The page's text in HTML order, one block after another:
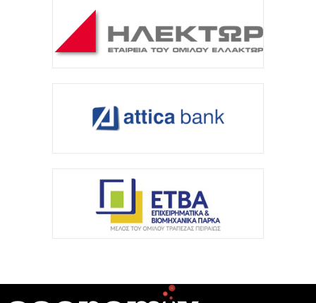
χρηματοοικονομικός σύμβουλος του Ομίλου ΔΕΗ
για τη στρατηγική είσοδό του...
Κορυφώνεται η έξοδος των εκδρομέων – Στο 100%
η πληρότητα σε πολλά δρομολόγια για...
ΥΠΑΑΤ: Επιπλέον 12,5 εκατ. ευρώ στις
Περιφέρειες για την ενίσχυση της βιοασφάλειας
ανακοίνωσε η ΕΛΣΤΑΤ